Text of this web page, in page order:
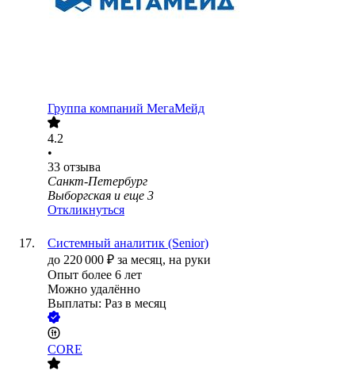
Группа компаний МегаМейд
4.2
•
33 отзыва
Санкт-Петербург
Выборгская и еще 3
Откликнуться
Системный аналитик (Senior)
до 220 000 ₽ за месяц, на руки
Опыт более 6 лет
Можно удалённо
Выплаты: Раз в месяц
CORE